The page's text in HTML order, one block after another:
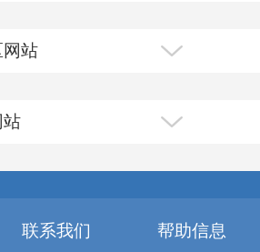
站
站
联系我们
帮助信息